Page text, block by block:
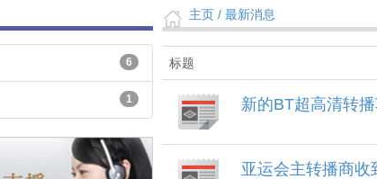
6
1
主页 / 最新消息
标题
新的BT超高清转
亚运会主转播商收